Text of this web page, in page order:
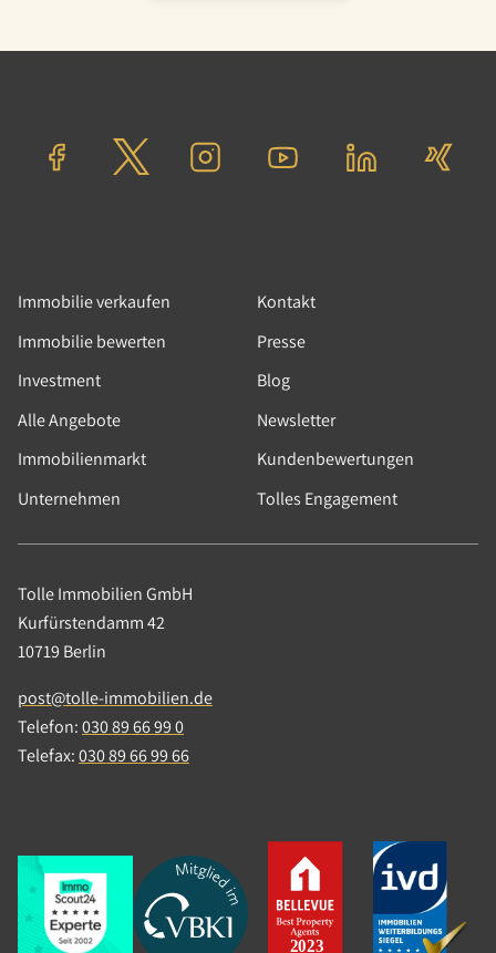
Immobilie verkaufen
Immobilie bewerten
Investment
Alle Angebote
Immobilienmarkt
Unternehmen
Kontakt
Presse
Blog
Newsletter
Kundenbewertungen
Tolles Engagement
Tolle Immobilien GmbH
Kurfürstendamm 42
10719 Berlin
post@tolle-immobilien.de
Telefon:030 89 66 99 0
Telefax:030 89 66 99 66